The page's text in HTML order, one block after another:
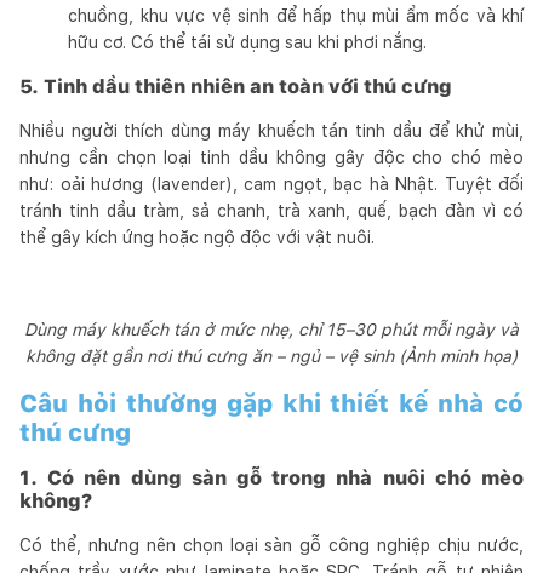
chuồng, khu vực vệ sinh để hấp thụ mùi ẩm mốc và khí
hữu cơ. Có thể tái sử dụng sau khi phơi nắng.
5. Tinh dầu thiên nhiên an toàn với thú cưng
Nhiều người thích dùng máy khuếch tán tinh dầu để khử mùi,
nhưng cần chọn loại tinh dầu không gây độc cho chó mèo
như: oải hương (lavender), cam ngọt, bạc hà Nhật. Tuyệt đối
tránh tinh dầu tràm, sả chanh, trà xanh, quế, bạch đàn vì có
thể gây kích ứng hoặc ngộ độc với vật nuôi.
Dùng máy khuếch tán ở mức nhẹ, chỉ 15–30 phút mỗi ngày và
không đặt gần nơi thú cưng ăn – ngủ – vệ sinh (Ảnh minh họa)
Câu hỏi thường gặp khi thiết kế nhà có
thú cưng
1. Có nên dùng sàn gỗ trong nhà nuôi chó mèo
không?
Có thể, nhưng nên chọn loại sàn gỗ công nghiệp chịu nước,